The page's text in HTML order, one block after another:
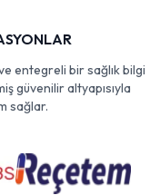
entegreli bir sağlık bilgi
güvenilir altyapısıyla
sağlar.